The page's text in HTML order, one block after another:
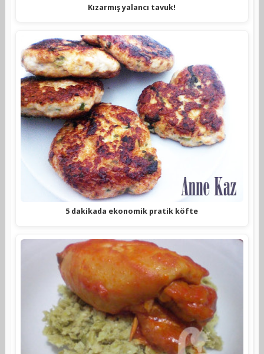
Kızarmış yalancı tavuk!
5 dakikada ekonomik pratik köfte